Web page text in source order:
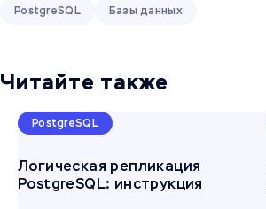
PostgreSQL Базы данных
Читайте также
PostgreSQL
Логическая репликация
PostgreSQL: инструкция